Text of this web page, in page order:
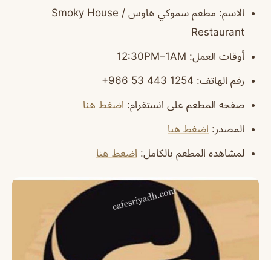
الاسم
: مطعم سموكي هاوس / Smoky House
Restaurant
أوقات العمل: 12:30PM–1AM
رقم الهاتف: ‏‪‏‪‏‪‏‪‏‪‏‪+966 53 443 1254‬‏
صفحه المطعم على انستقرام: اضغط هنا
المصدر : اضغط هنا
لمشاهده المطعم بالكامل: اضغط هنا